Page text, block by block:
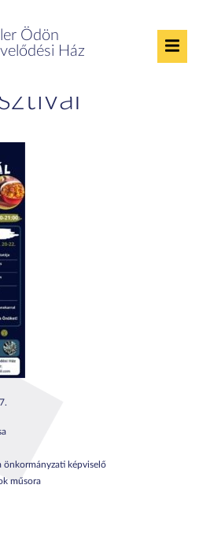
Ödön
Ház
Tarhonya
önkormányzati képviselő
műsora